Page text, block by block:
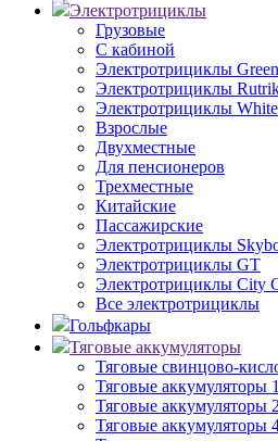
Электротрициклы
Грузовые
С кабиной
Электротрициклы
Электротрициклы
Электротрициклы
Взрослые
Двухместные
Для пенсионеров
Трехместные
Китайские
Пассажирские
Электротрициклы
Электротрициклы GT
Электротрициклы City
Все электротрициклы
Гольфкары
Тяговые аккумуляторы
Тяговые свинцово-
Тяговые аккумуляторы
Тяговые аккумуляторы
Тяговые аккумуляторы